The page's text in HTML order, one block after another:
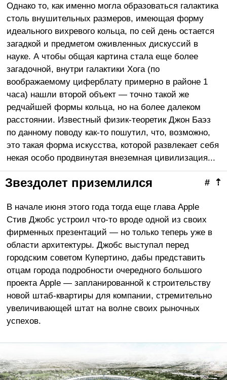
Однако то, как именно могла образоваться галактика
столь внушительных размеров, имеющая форму
идеального вихревого кольца, по сей день остается
загадкой и предметом оживленных дискуссий в
науке. А чтобы общая картина стала еще более
загадочной, внутри галактики Хога (по
воображаемому циферблату примерно в районе 1
часа) нашли второй объект — точно такой же
редчайшей формы кольца, но на более далеком
расстоянии. Известный физик-теоретик Джон Баэз
по данному поводу как-то пошутил, что, возможно,
это такая форма искусства, которой развлекает себя
некая особо продвинутая внеземная цивилизация...
⇡
#
Звездолет приземлился
В начале июня этого года тогда еще глава Apple
Стив Джобс устроил что-то вроде одной из своих
фирменных презентаций — но только теперь уже в
области архитектуры. Джобс выступал перед
городским советом Купертино, дабы представить
отцам города подробности очередного большого
проекта Apple — запланированной к строительству
новой штаб-квартиры для компании, стремительно
увеличивающей штат на волне своих рыночных
успехов.